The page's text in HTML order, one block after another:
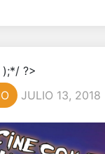
);*/ ?>
JULIO 13, 2018